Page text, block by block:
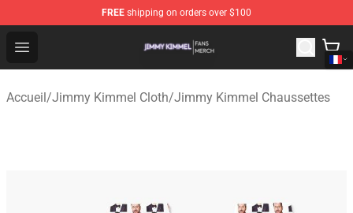
FREE shipping on orders over $100
Open menu
Jimmy Kimmel Shop - Official Jimmy Kimmel
Accueil/Jimmy Kimmel Cloth/Jimmy Kimmel Chaussettes